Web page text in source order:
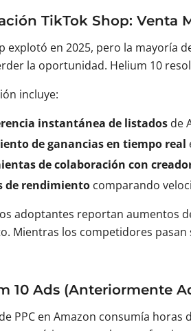
TikTok Shop:
explotó en 2025, pero la mayoría
la oportunidad. Helium 10
incluye:
instantánea de listados de
de ganancias en tiempo real
de colaboración con
de rendimiento comparando
adoptantes reportan aumentos
Mientras los competidores
10 Ads (Anteriormente
PPC en Amazon consumía